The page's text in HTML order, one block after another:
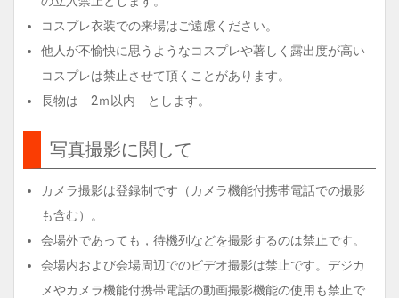
コスプレ衣装での来場はご遠慮ください。
他人が不愉快に思うようなコスプレや著しく露出度が高い
コスプレは禁止させて頂くことがあります。
長物は 2ｍ以内 とします。
写真撮影に関して
カメラ撮影は登録制です（カメラ機能付携帯電話での撮影
も含む）。
会場外であっても，待機列などを撮影するのは禁止です。
会場内および会場周辺でのビデオ撮影は禁止です。デジカ
メやカメラ機能付携帯電話の動画撮影機能の使用も禁止で